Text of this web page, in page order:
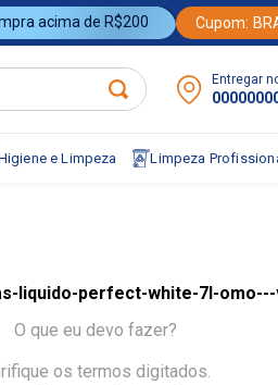
acima de R$200 Cupom:
Entregar
e Limpeza Limpeza
liquido-perfect-white-7l-
O que eu devo fazer?
os termos digitados.